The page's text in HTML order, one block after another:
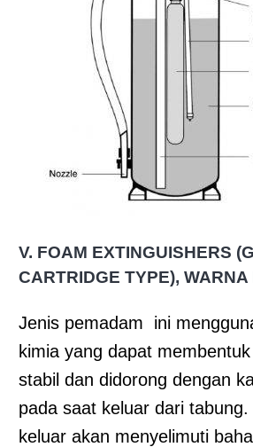
V. FOAM EXTINGUISHERS
CARTRIDGE TYPE), WARNA
Jenis pemadam ini
kimia yang dapat
stabil dan didorong dengan
pada saat keluar dari
keluar akan menyelimuti